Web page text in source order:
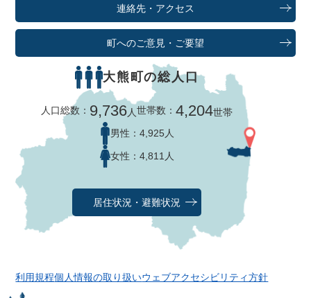
連絡先・アクセス
町へのご意見・ご要望
大熊町の総人口
人口総数： 9,736人世帯数：4,204世帯
男性： 4,925人
女性： 4,811人
居住状況・避難状況
利用規程個人情報の取り扱いウェブアクセシビリティ方針